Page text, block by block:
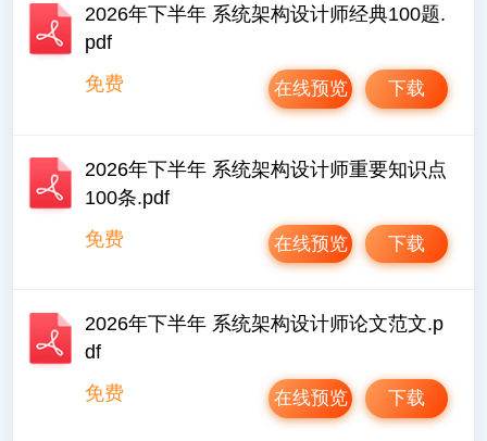
2026年下半年 系统架构设计师经典100题.
pdf
免费
下载
在线预览
2026年下半年 系统架构设计师重要知识点
100条.pdf
免费
下载
在线预览
2026年下半年 系统架构设计师论文范文.p
df
免费
下载
在线预览